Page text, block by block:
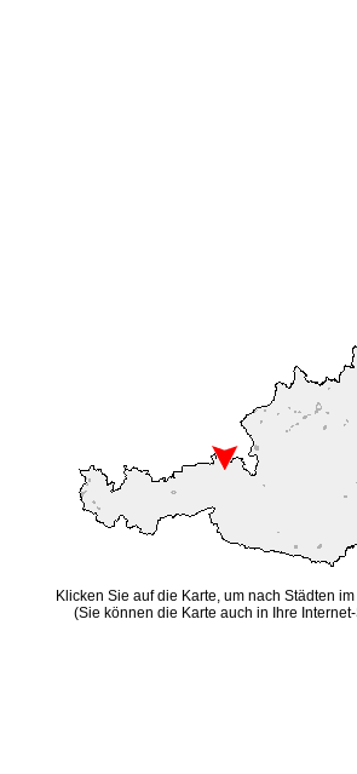
Klicken Sie auf die Karte, um nach Städten
(Sie können die Karte auch in Ihre